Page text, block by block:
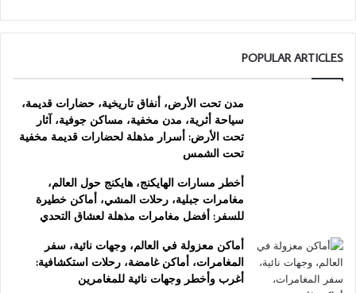
POPULAR ARTICLES
مدن تحت الأرض، أنفاق تاريخية، حضارات قديمة،
سياحة أثرية، مدن مخفية، مساكن جوفية، آثار
تحت الأرض: أسرار مذهلة لحضارات قديمة مخفية
تحت الشمس
أخطر مسارات الهايكنج، هايكنج حول العالم،
مغامرات جبلية، رحلات المشي، أماكن خطيرة
للسفر: أفضل مغامرات مذهلة لعشاق التحدي
أماكن معزولة في العالم، وجهات نائية، سفر
المغامرات، أماكن غامضة، رحلات استكشافية:
أغرب وأخطر وجهات نائية للمغامرين